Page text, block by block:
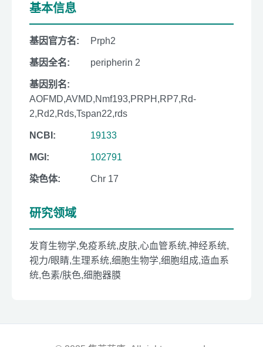
基本信息
基因官方名: Prph2
基因全名: peripherin 2
基因别名:
AOFMD,AVMD,Nmf193,PRPH,RP7,Rd-
2,Rd2,Rds,Tspan22,rds
NCBI: 19133
MGI: 102791
染色体: Chr 17
研究领域
发育生物学,免疫系统,皮肤,心血管系统,神经系统,
视力/眼睛,生理系统,细胞生物学,细胞组成,造血系
统,色素/肤色,细胞器膜